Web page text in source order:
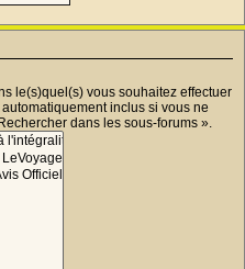
le(s)quel(s) vous souhaitez effectuer
inclus si vous ne
dans les sous-forums ».